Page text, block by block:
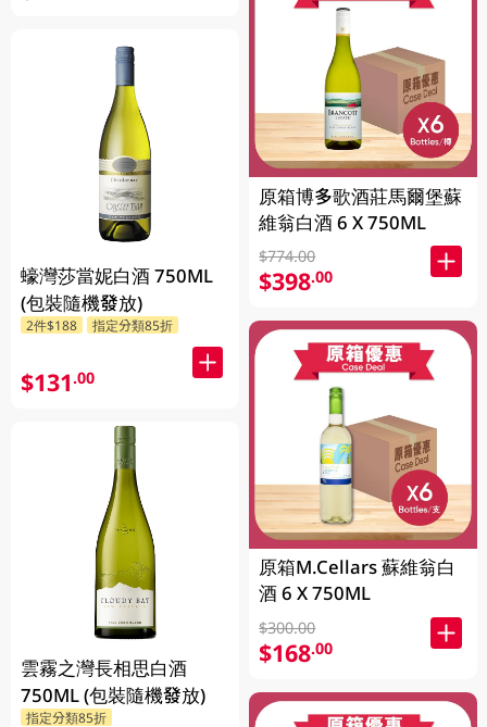
蠔灣莎當妮白酒 750ML
(包裝隨機發放)
2件$188 指定分類85折
$131.00
雲霧之灣長相思白酒
750ML (包裝隨機發放)
指定分類85折
原箱博多歌酒莊馬爾堡蘇
維翁白酒 6 X 750ML
$774.00
$398.00
原箱M.Cellars 蘇維翁白
酒 6 X 750ML
$300.00
$168.00